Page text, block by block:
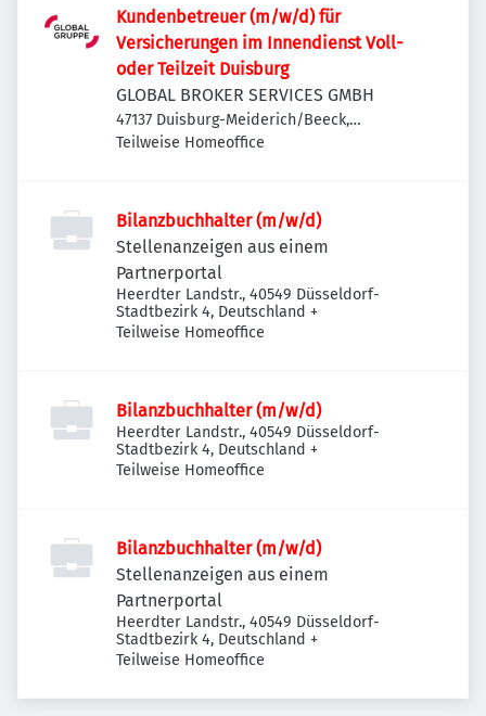
Kundenbetreuer (m/w/d) für
Versicherungen im Innendienst Voll-
oder Teilzeit Duisburg
GLOBAL BROKER SERVICES GMBH
47137 Duisburg-Meiderich/Beeck,
Deutschland
Teilweise Homeoffice
Bilanzbuchhalter (m/w/d)
Stellenanzeigen aus einem
Partnerportal
Heerdter Landstr., 40549 Düsseldorf-
Stadtbezirk 4, Deutschland +
Teilweise Homeoffice
Bilanzbuchhalter (m/w/d)
Heerdter Landstr., 40549 Düsseldorf-
Stadtbezirk 4, Deutschland +
Teilweise Homeoffice
Bilanzbuchhalter (m/w/d)
Stellenanzeigen aus einem
Partnerportal
Heerdter Landstr., 40549 Düsseldorf-
Stadtbezirk 4, Deutschland +
Teilweise Homeoffice